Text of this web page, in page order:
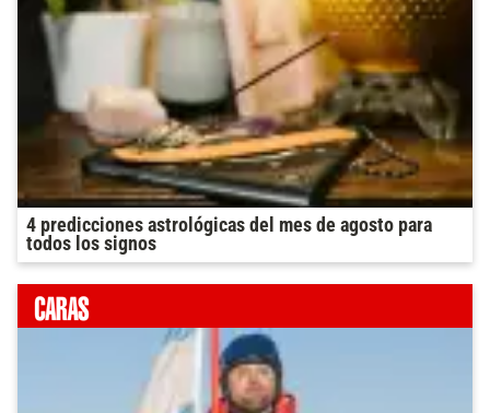
4 predicciones astrológicas del mes de agosto para
todos los signos